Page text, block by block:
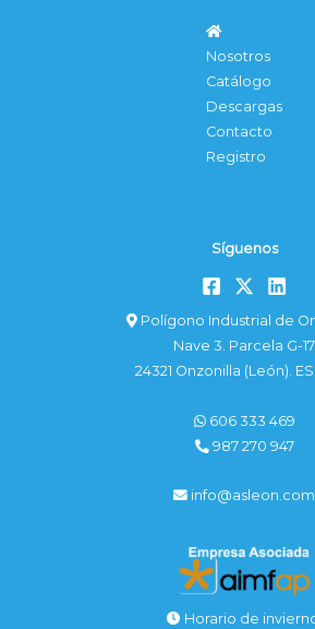
Nosotros
Catálogo
Descargas
Contacto
Registro
Síguenos
Polígono Industrial de
Nave 3. Parcela G-17
24321 Onzonilla (León).
606 333 469
987 270 947
info@asleon.com
Horario de